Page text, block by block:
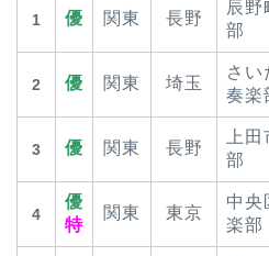
1 優 関東 長野
辰野
部
2 優 関東 埼玉
さい
奏楽
3 優 関東 長野
上
部
4
優
特
関東 東京
中央
楽部